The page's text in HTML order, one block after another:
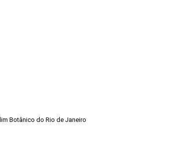
Botânico do Rio de Janeiro